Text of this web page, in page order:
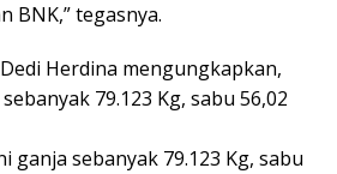
BNK,” tegasnya.
Herdina mengungkapkan,
79.123 Kg, sabu 56,02
sebanyak 79.123 Kg, sabu